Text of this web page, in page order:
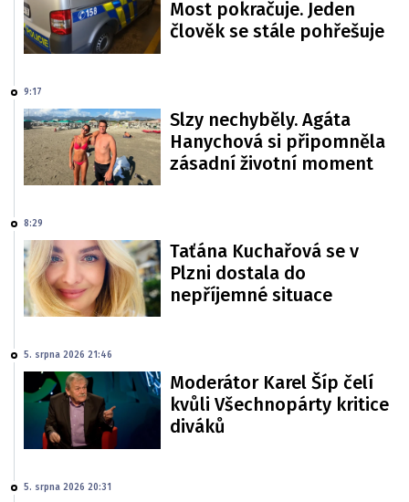
Most pokračuje. Jeden
člověk se stále pohřešuje
9:17
Slzy nechyběly. Agáta
Hanychová si připomněla
zásadní životní moment
8:29
Taťána Kuchařová se v
Plzni dostala do
nepříjemné situace
5. srpna 2026 21:46
Moderátor Karel Šíp čelí
kvůli Všechnopárty kritice
diváků
5. srpna 2026 20:31